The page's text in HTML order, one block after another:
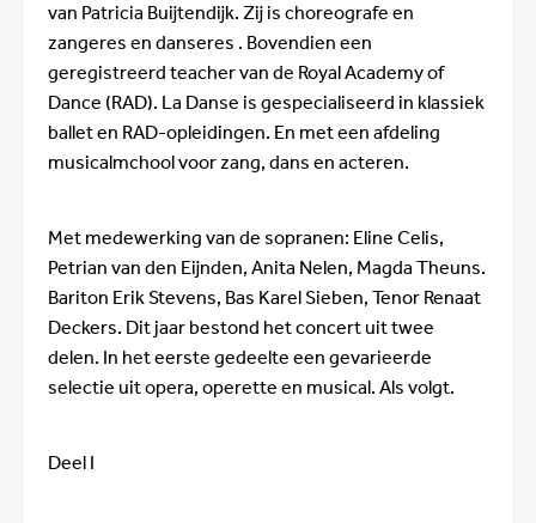
van Patricia Buijtendijk. Zij is choreografe en
zangeres en danseres . Bovendien een
geregistreerd teacher van de Royal Academy of
Dance (RAD). La Danse is gespecialiseerd in klassiek
ballet en RAD-opleidingen. En met een afdeling
musicalmchool voor zang, dans en acteren.
Met medewerking van de sopranen: Eline Celis,
Petrian van den Eijnden, Anita Nelen, Magda Theuns.
Bariton Erik Stevens, Bas Karel Sieben, Tenor Renaat
Deckers. Dit jaar bestond het concert uit twee
delen. In het eerste gedeelte een gevarieerde
selectie uit opera, operette en musical. Als volgt.
Deel I